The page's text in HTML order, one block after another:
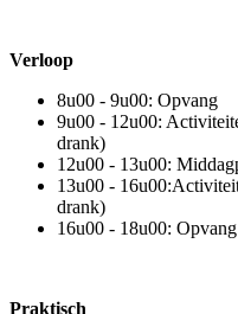
Verloop
8u00 - 9u00: Opvang
9u00 - 12u00:
drank)
12u00 - 13u00:
13u00 -
drank)
16u00 - 18u00: Opvang
Praktisch